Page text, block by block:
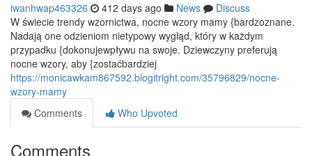
iwanhwap463326 412 days ago News
Discuss
W świecie trendy wzornictwa, nocne wzory mamy {bardzoznane.
Nadają one odzieniom nietypowy wygląd, który w każdym
przypadku {dokonujewpływu na swoje. Dziewczyny preferują
nocne wzory, aby {zostaćbardziej
https://monicawkam867592.blogitright.com/35796829/nocne-
wzory-mamy
Comments
Who Upvoted
Comments